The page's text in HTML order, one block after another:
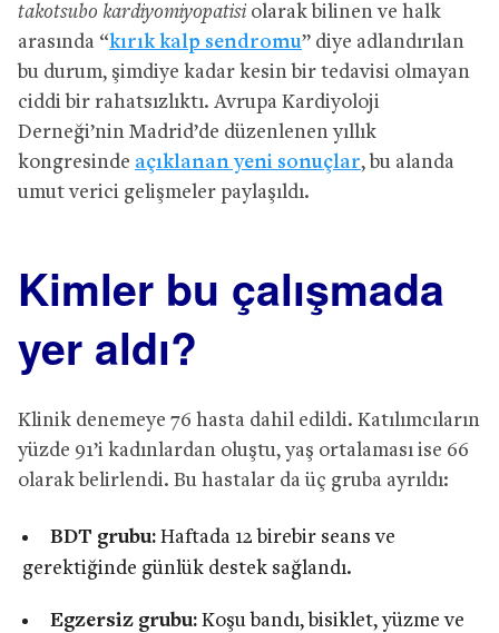
takotsubo kardiyomiyopatisi olarak bilinen ve halk
arasında “kırık kalp sendromu” diye adlandırılan
bu durum, şimdiye kadar kesin bir tedavisi olmayan
ciddi bir rahatsızlıktı. Avrupa Kardiyoloji
Derneği’nin Madrid’de düzenlenen yıllık
kongresinde açıklanan yeni sonuçlar, bu alanda
umut verici gelişmeler paylaşıldı.
Kimler bu çalışmada
yer aldı?
Klinik denemeye 76 hasta dahil edildi. Katılımcıların
yüzde 91’i kadınlardan oluştu, yaş ortalaması ise 66
olarak belirlendi. Bu hastalar da üç gruba ayrıldı:
BDT grubu:Haftada 12 birebir seans ve
gerektiğinde günlük destek sağlandı.
Egzersiz grubu:Koşu bandı, bisiklet, yüzme ve